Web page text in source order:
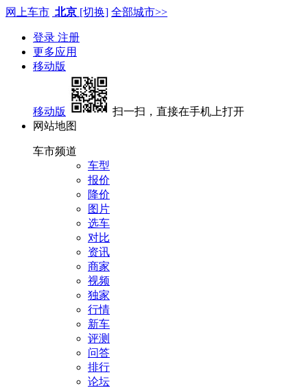
网上车市 北京 [切换] 全部城市>>
登录 注册
更多应用
移动版
移动版
扫一扫，直接在手机上打开
网站地图
车市频道
车型
报价
降价
图片
选车
对比
资讯
商家
视频
独家
行情
新车
评测
问答
排行
论坛